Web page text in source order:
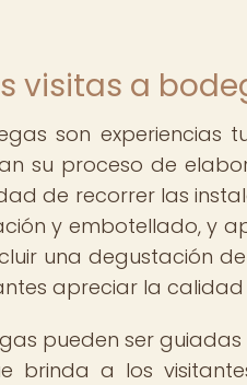
visitas a
son experiencias
su proceso de
de recorrer las
y embotellado, y
una degustación
apreciar la
pueden ser
brinda a los